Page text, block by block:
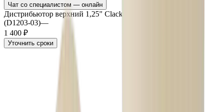
Чат со специалистом — онлайн
Дистрибьютор верхний 1,25" Clack Corp. Top Distributor
(D1203-03)—
1 400 ₽
Уточнить сроки